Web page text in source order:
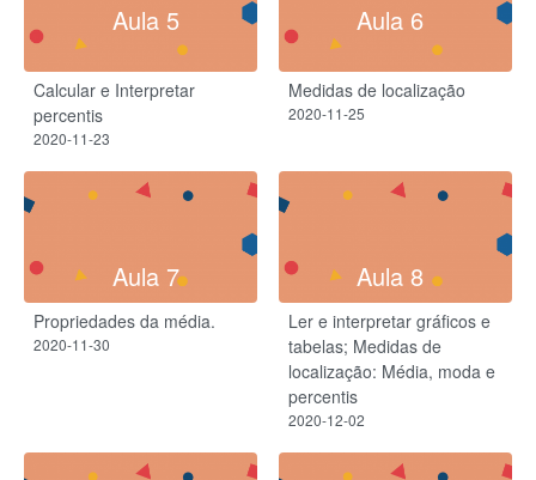
Aula 5
Calcular e Interpretar
percentis
2020-11-23
Aula 6
Medidas de localização
2020-11-25
Aula 7
Propriedades da média.
2020-11-30
Aula 8
Ler e interpretar gráficos e
tabelas; Medidas de
localização: Média, moda e
percentis
2020-12-02